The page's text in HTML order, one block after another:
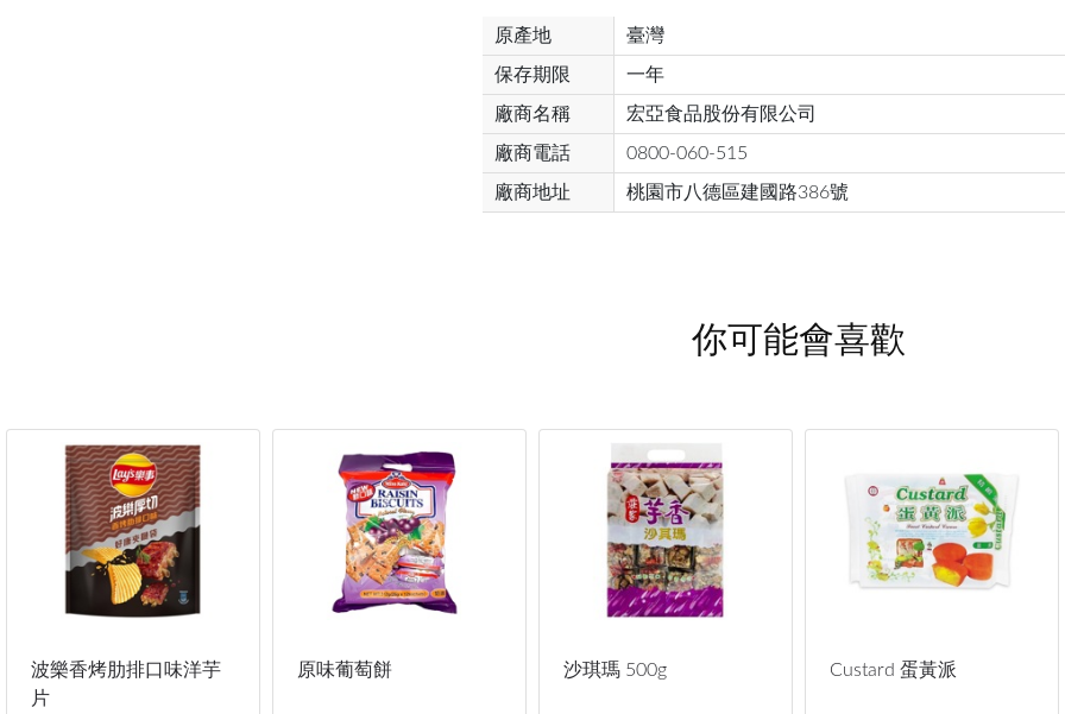
原產地 臺灣
保存期限 一年
廠商名稱 宏亞食品股份有限公司
廠商電話 0800-060-515
廠商地址 桃園市八德區建國路386號
你可能會喜歡
波樂香烤肋排口味洋芋
片
原味葡萄餅 沙琪瑪 500g Custard 蛋黃派